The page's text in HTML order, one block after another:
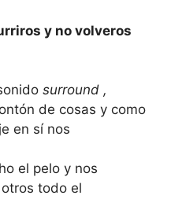
y no volveros
surround ,
de cosas y como
en sí nos
el pelo y nos
todo el